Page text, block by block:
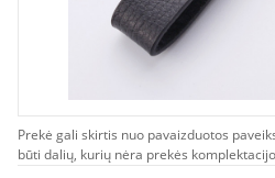
Prekė gali skirtis nuo pavaizduotos
būti dalių, kurių nėra prekės